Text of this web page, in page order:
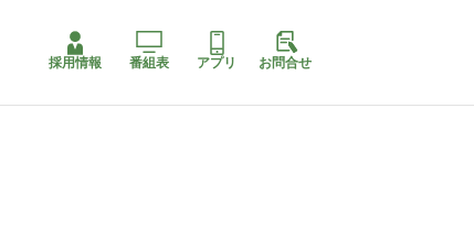
採用情報 番組表 アプリ お問合せ